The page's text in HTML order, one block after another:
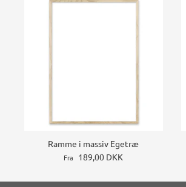
Ramme i massiv Egetræ
Fra 189,00 DKK